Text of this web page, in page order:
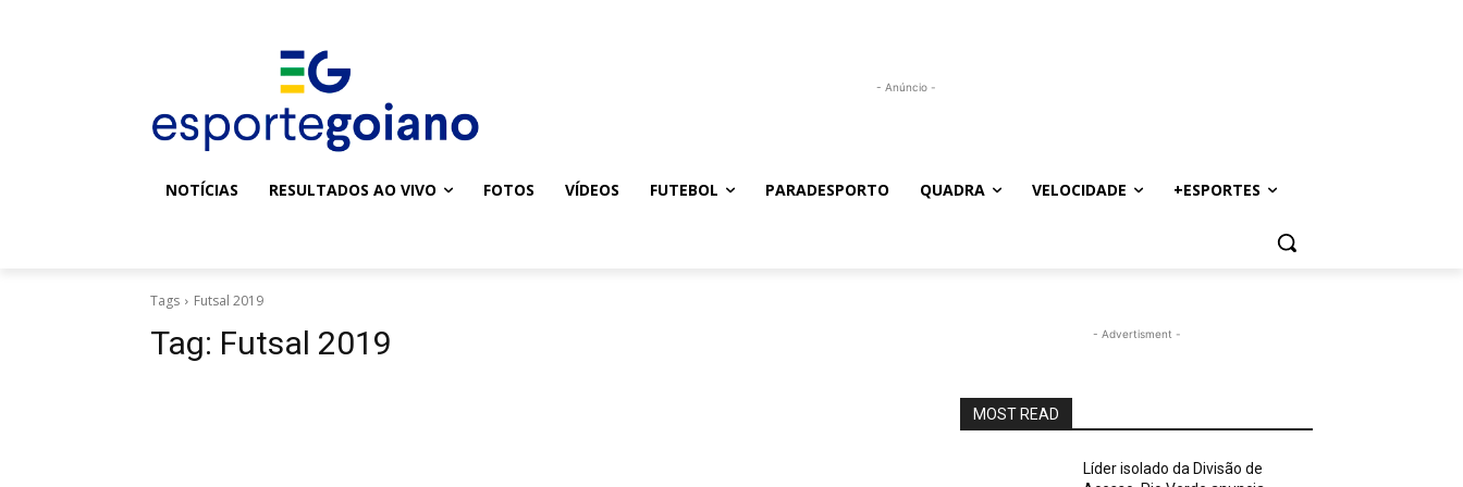
- Anúncio -
NOTÍCIAS RESULTADOS AO VIVO FOTOS VÍDEOS FUTEBOL PARADESPORTO QUADRA VELOCIDADE +ESPORTES
Tags Futsal 2019
Tag: Futsal 2019 - Advertisment -
MOST READ
Líder isolado da Divisão de